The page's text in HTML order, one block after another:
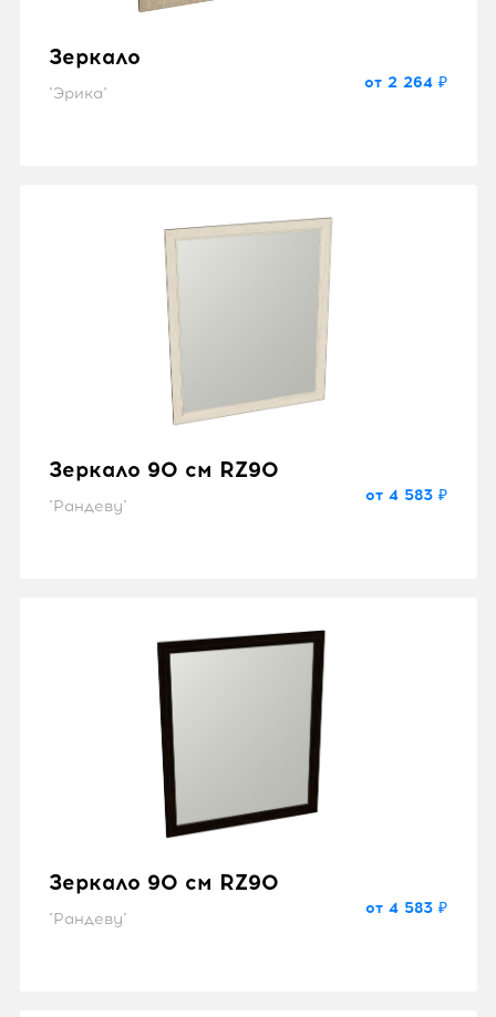
Зеркало
"Эрика"
от 2 264 ₽
Зеркало 90 см RZ90
"Рандеву"
от 4 583 ₽
Зеркало 90 см RZ90
"Рандеву"
от 4 583 ₽